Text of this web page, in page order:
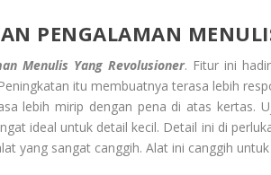
PENGALAMAN
Menulis Yang Revolusioner. Fitur ini
itu membuatnya terasa lebih
lebih mirip dengan pena di atas kertas.
ideal untuk detail kecil. Detail ini di
yang sangat canggih. Alat ini canggih